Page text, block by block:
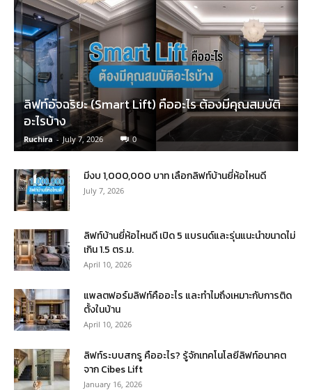
ลิฟท์อัจฉริยะ (Smart Lift) คืออะไร ต้องมีคุณสมบัติ
อะไรบ้าง
Ruchira - July 7, 2026 0
มีงบ 1,000,000 บาท เลือกลิฟท์บ้านยี่ห้อไหนดี
July 7, 2026
ลิฟท์บ้านยี่ห้อไหนดี เปิด 5 แบรนด์และรุ่นแนะนำขนาดไม่
เกิน 1.5 ตร.ม.
April 10, 2026
แพลตฟอร์มลิฟท์คืออะไร และทำไมถึงเหมาะกับการติด
ตั้งในบ้าน
April 10, 2026
ลิฟท์ระบบสกรู คืออะไร? รู้จักเทคโนโลยีลิฟท์อนาคต
จาก Cibes Lift
January 16, 2026